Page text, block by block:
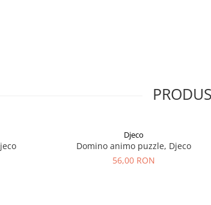
Djeco
Domino animo puzzle, Djeco
56,00 RON